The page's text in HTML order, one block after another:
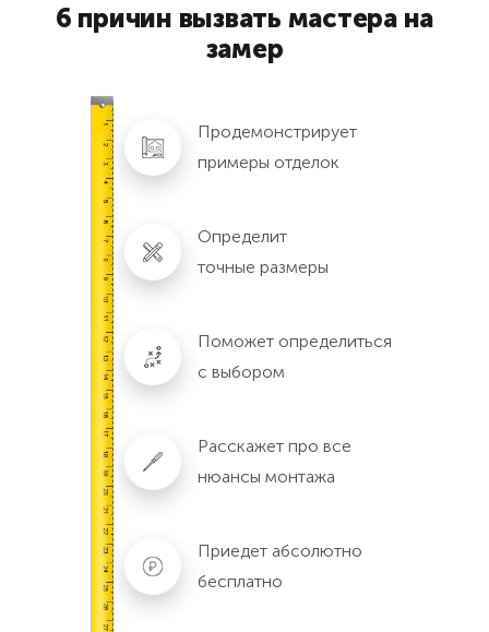
6 причин вызвать мастера на
замер
Продемонстрирует
примеры отделок
Определит
точные размеры
Поможет определиться
с выбором
Расскажет про все
нюансы монтажа
Приедет абсолютно
бесплатно